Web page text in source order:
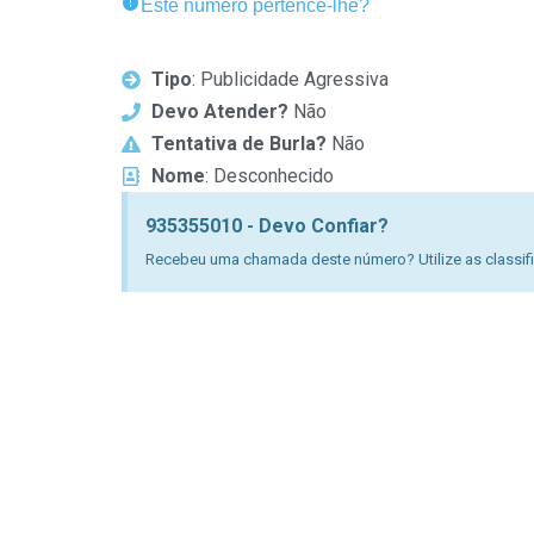
Este número pertence-lhe?
Tipo: Publicidade Agressiva
Devo Atender? Não
Tentativa de Burla? Não
Nome: Desconhecido
935355010 - Devo Confiar?
Recebeu uma chamada deste número? Utilize as